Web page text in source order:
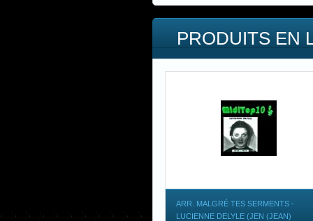
PRODUITS EN
ARR. MALGRÉ TES SERMENTS -
LUCIENNE DELYLE (JEN (JEAN)